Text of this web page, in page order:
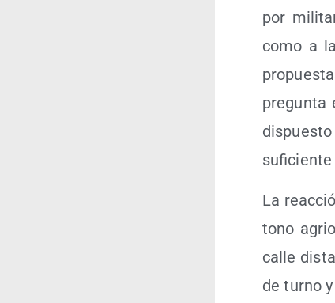
por
como a
pre­gun­ta
La
tono
calle
de turno